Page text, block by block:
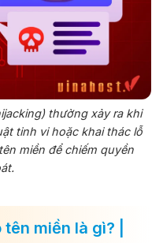
thường xảy ra khi
tinh vi hoặc khai thác lỗ
miền để chiếm quyền
tên miền là gì? |